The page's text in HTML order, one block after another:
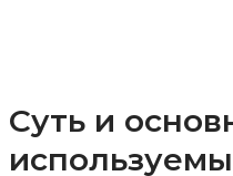
Суть и